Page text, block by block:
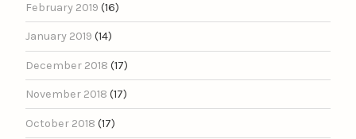
February 2019 (16)
January 2019 (14)
December 2018 (17)
November 2018 (17)
October 2018 (17)